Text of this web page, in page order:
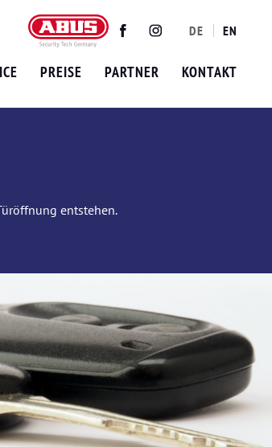
TwitterFacebookInstagram
DE EN
PREISE PARTNER KONTAKT
entstehen.